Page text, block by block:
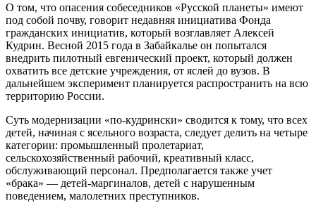
О том, что опасения собеседников «Русской планеты» имеют
под собой почву, говорит недавняя инициатива Фонда
гражданских инициатив, который возглавляет Алексей
Кудрин. Весной 2015 года в Забайкалье он попытался
внедрить пилотный евгенический проект, который должен
охватить все детские учреждения, от яслей до вузов. В
дальнейшем эксперимент планируется распространить на всю
территорию России.
Суть модернизации «по-кудрински» сводится к тому, что всех
детей, начиная с ясельного возраста, следует делить на четыре
категории: промышленный пролетариат,
сельскохозяйственный рабочий, креативный класс,
обслуживающий персонал. Предполагается также учет
«брака» — детей-маргиналов, детей с нарушенным
поведением, малолетних преступников.